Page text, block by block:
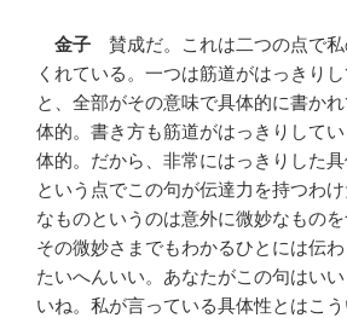
金子 賛成だ。これは二つの点で
くれている。一つは筋道がはっきり
と、全部がその意味で具体的に書か
体的。書き方も筋道がはっきりして
体的。だから、非常にはっきりした
という点でこの句が伝達力を持つわ
なものというのは意外に微妙なものを
その微妙さまでもわかるひとには伝
たいへんいい。あなたがこの句はい
いね。私が言っている具体性とはこ